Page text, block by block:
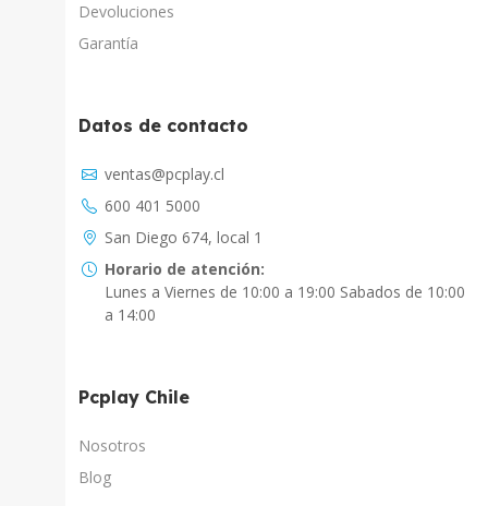
Devoluciones
Garantía
Datos de contacto
ventas@pcplay.cl
600 401 5000
San Diego 674, local 1
Horario de atención:
Lunes a Viernes de 10:00 a 19:00 Sabados de 10:00
a 14:00
Pcplay Chile
Nosotros
Blog
Respuesta inmediata con IA
PcPlay Santiago / Web
Hola soy Freddy, en que puedo ayudarte...
PcPlay Santiago / Tienda
PCPlay Osorno